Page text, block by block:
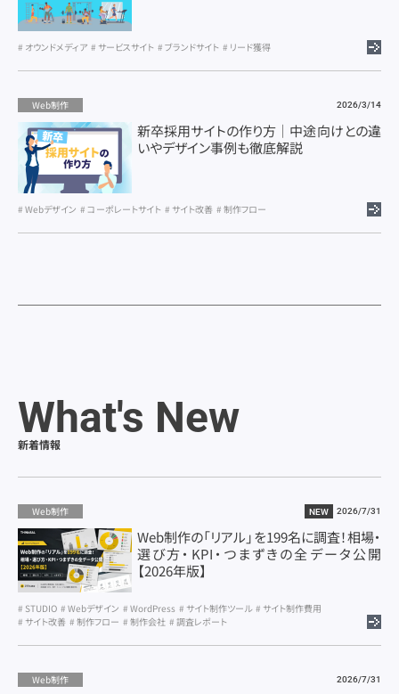
オウンドメディア サービスサイト ブランドサイト リード獲得
Web制作 2026/3/14
新卒採用サイトの作り方｜中途向けとの違
いやデザイン事例も徹底解説
Webデザイン コーポレートサイト サイト改善 制作フロー
What's New
新着情報
Web制作 NEW 2026/7/31
Web制作の「リアル」を199名に調査！相場・
選び方・KPI・つまずきの全データ公開
【2026年版】
STUDIO Webデザイン WordPress サイト制作ツール
サイト制作費用
サイト改善
制作フロー 制作会社 調査レポート
Web制作 2026/7/31